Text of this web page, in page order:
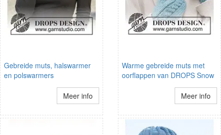
Gebreide muts, halswarmer
en polswarmers
Meer info
Warme gebreide muts met
oorflappen van DROPS Snow
Meer info